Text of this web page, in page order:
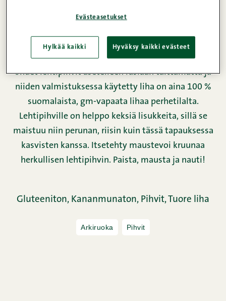
Lehtipihvi on nopeutensa ja vaivattomuutensa
naudan lehtipihvi leikataan ulkofileestä, josta on
huolellisesti käsityönä poistettu kalvot. Todella
ohuet lehtipihvit asetelleen rasiaan taittamatta ja
niiden valmistuksessa käytetty liha on aina 100 %
suomalaista, gm-vapaata lihaa perhetilalta.
Lehtipihville on helppo keksiä lisukkeita, sillä se
maistuu niin perunan, riisin kuin tässä tapauksessa
kasvisten kanssa. Itsetehty maustevoi kruunaa
herkullisen lehtipihvin. Paista, mausta ja nauti!
Gluteeniton, Kananmunaton, Pihvit, Tuore liha
Arkiruoka Pihvit
Evästeasetukset
Hylkää kaikki Hyväksy kaikki evästeet